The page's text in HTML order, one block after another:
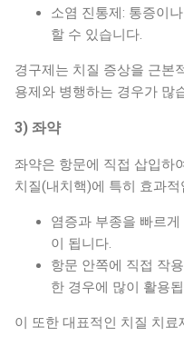
소염 진통제: 통증이
할 수 있습니다.
경구제는 치질 증상을 근본
용제와 병행하는 경우가 많
3) 좌약
좌약은 항문에 직접 삽입하
치질(내치핵)에 특히 효과적
염증과 부종을 빠르
이 됩니다.
항문 안쪽에 직접 작
한 경우에 많이 활용
이 또한 대표적인 치질 치